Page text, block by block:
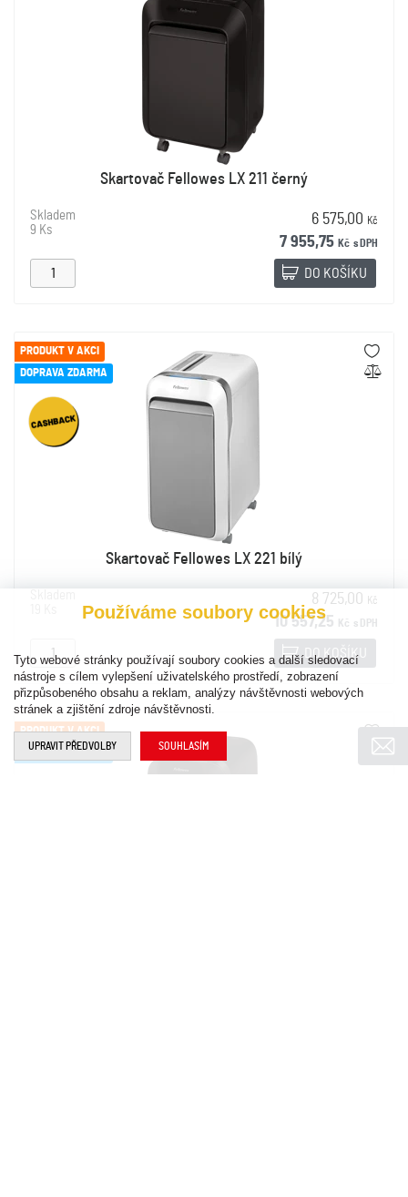
Skartovač Fellowes LX 211 černý
Skladem
9 Ks
6 575,00 Kč
7 955,75 Kč s DPH
DO KOŠÍKU
PRODUKT V AKCI
DOPRAVA ZDARMA
Skartovač Fellowes LX 221 bílý
8 725,00 Kč
10 557,25 Kč s DPH
DO KOŠÍKU
PRODUKT V AKCI
DOPRAVA ZDARMA
Používáme soubory cookies
Tyto webové stránky používají soubory cookies a další sledovací
nástroje s cílem vylepšení uživatelského prostředí, zobrazení
přizpůsobeného obsahu a reklam, analýzy návštěvnosti webových
stránek a zjištění zdroje návštěvnosti.
UPRAVIT PŘEDVOLBY SOUHLASÍM